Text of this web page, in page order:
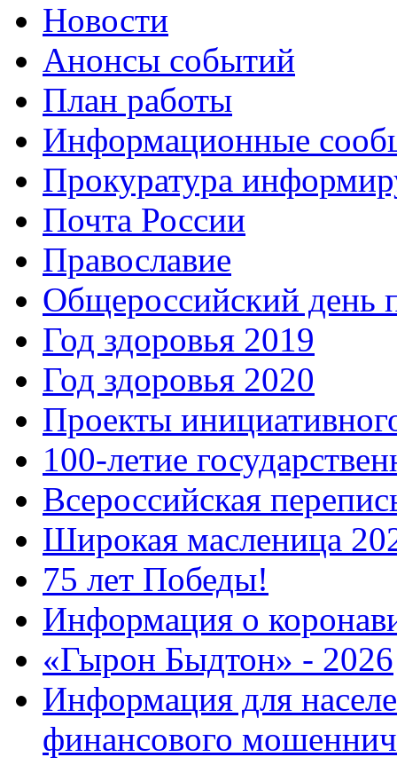
Новости
Анонсы событий
План работы
Информационные
Прокуратура
Почта России
Православие
Общероссийский день
Год здоровья 2019
Год здоровья 2020
Проекты
100-летие
Всероссийская
Широкая масленица
75 лет Победы!
Информация о
«Гырон Быдтон» - 2026
Информация для
финансового